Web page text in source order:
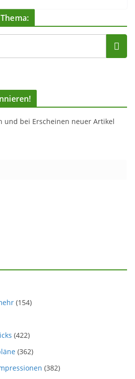
und bei Erscheinen neuer Artikel
(154)
(422)
(362)
(382)